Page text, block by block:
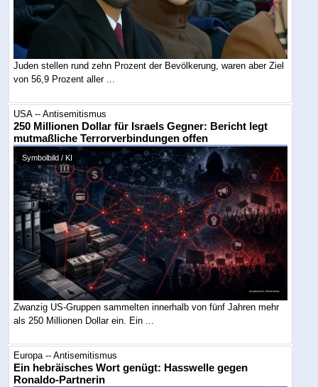
Juden stellen rund zehn Prozent der Bevölkerung, waren aber Ziel
von 56,9 Prozent aller ...
USA -- Antisemitismus
250 Millionen Dollar für Israels Gegner: Bericht legt
mutmaßliche Terrorverbindungen offen
Symbolbild / KI
Zwanzig US-Gruppen sammelten innerhalb von fünf Jahren mehr
als 250 Millionen Dollar ein. Ein ...
Europa -- Antisemitismus
Ein hebräisches Wort genügt: Hasswelle gegen
Ronaldo-Partnerin